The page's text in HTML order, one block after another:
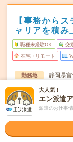
【事務から
ャリアを積み
職種未経験OK 交
在宅・リモート
勤務地
静岡県
駅から
曜日頻度 月～金
8：30～
なる場
大人気！
エン派遣
派遣のお仕事